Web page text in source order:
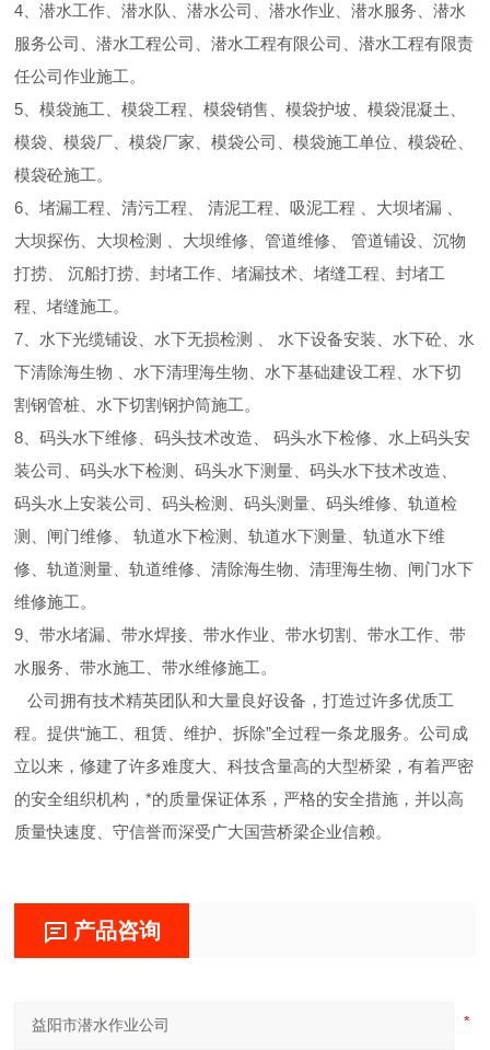
4、潜水工作、潜水队、潜水公司、潜水作业、潜水服务、潜水
服务公司、潜水工程公司、潜水工程有限公司、潜水工程有限责
任公司作业施工。
5、模袋施工、模袋工程、模袋销售、模袋护坡、模袋混凝土、
模袋、模袋厂、模袋厂家、模袋公司、模袋施工单位、模袋砼、
模袋砼施工。
6、堵漏工程、清污工程、 清泥工程、吸泥工程 、大坝堵漏 、
大坝探伤、大坝检测 、大坝维修、管道维修、 管道铺设、沉物
打捞、 沉船打捞、封堵工作、堵漏技术、堵缝工程、封堵工
程、堵缝施工。
7、水下光缆铺设、水下无损检测 、 水下设备安装、水下砼、水
下清除海生物 、水下清理海生物、水下基础建设工程、水下切
割钢管桩、水下切割钢护筒施工。
8、码头水下维修、码头技术改造、 码头水下检修、水上码头安
装公司、码头水下检测、码头水下测量、码头水下技术改造、
码头水上安装公司、码头检测、码头测量、码头维修、轨道检
测、闸门维修、 轨道水下检测、轨道水下测量、轨道水下维
修、轨道测量、轨道维修、清除海生物、清理海生物、闸门水下
维修施工。
9、带水堵漏、带水焊接、带水作业、带水切割、带水工作、带
水服务、带水施工、带水维修施工。
公司拥有技术精英团队和大量良好设备，打造过许多优质工
程。提供“施工、租赁、维护、拆除”全过程一条龙服务。公司成
立以来，修建了许多难度大、科技含量高的大型桥梁，有着严密
的安全组织机构，*的质量保证体系，严格的安全措施，并以高
质量快速度、守信誉而深受广大国营桥梁企业信赖。
产品咨询